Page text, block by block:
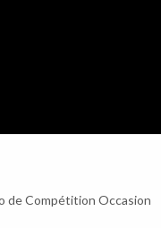
de Compétition Occasion